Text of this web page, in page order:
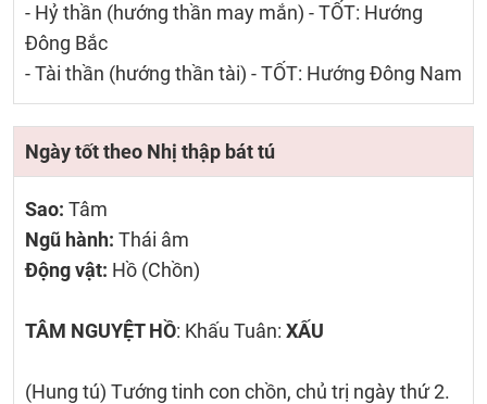
- Hỷ thần (hướng thần may mắn) - TỐT: Hướng
Đông Bắc
- Tài thần (hướng thần tài) - TỐT: Hướng Đông Nam
Ngày tốt theo Nhị thập bát tú
Sao: Tâm
Ngũ hành: Thái âm
Động vật: Hồ (Chồn)
TÂM NGUYỆT HỒ: Khấu Tuân: XẤU
(Hung tú) Tướng tinh con chồn, chủ trị ngày thứ 2.